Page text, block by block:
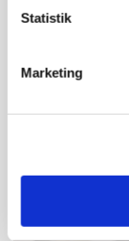
Statistik
Marketing